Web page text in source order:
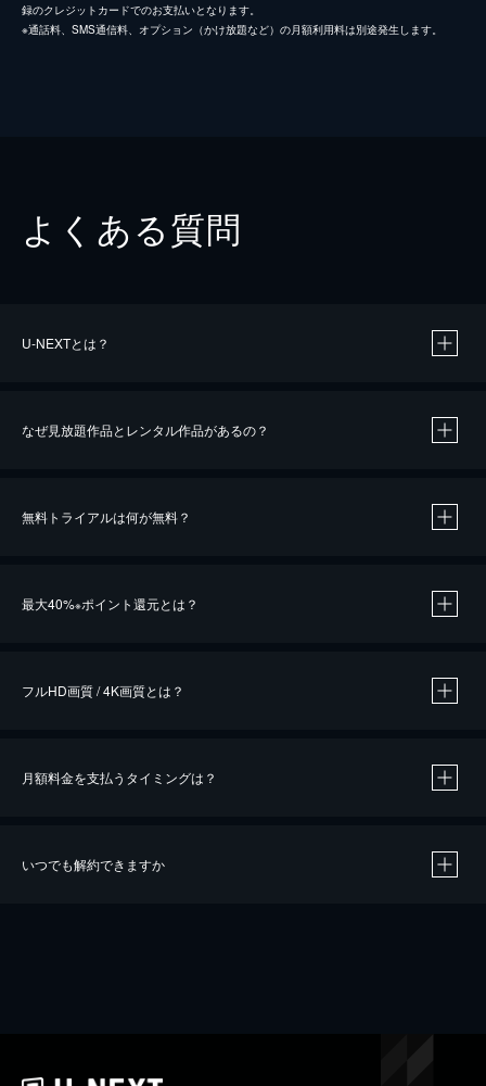
録のクレジットカードでのお支払いとなります。
※通話料、SMS通信料、オプション（かけ放題など）の月額利用料は別途発生します。
よくある質問
U-NEXTとは？
なぜ見放題作品とレンタル作品があるの？
無料トライアルは何が無料？
最大40%※ポイント還元とは？
※40％ポイント還元の対象は、クレジットカード決済による作品の購入 / レンタルです。
iOSアプリのUコイン決済による作品の購入 / レンタルは、20％のポイント還元です。
フルHD画質 / 4K画質とは？
月額料金を支払うタイミングは？
いつでも解約できますか